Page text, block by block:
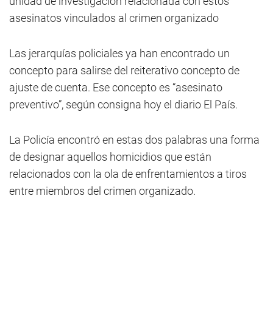
asesinatos vinculados al crimen organizado
Las jerarquías policiales ya han encontrado un
concepto para salirse del reiterativo concepto de
ajuste de cuenta. Ese concepto es “asesinato
preventivo”, según consigna hoy el diario El País.
La Policía encontró en estas dos palabras una forma
de designar aquellos homicidios que están
relacionados con la ola de enfrentamientos a tiros
entre miembros del crimen organizado.